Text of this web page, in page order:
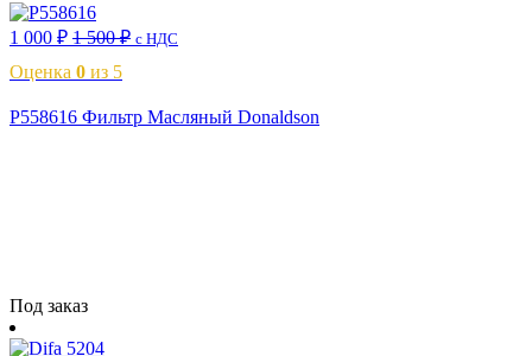
1 000 ₽ 1 500₽ с НДС
Оценка 0 из 5
P558616 Фильтр Масляный Donaldson
Под заказ